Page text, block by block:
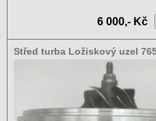
6 000,- Kč
Střed turba Ložiskový uzel